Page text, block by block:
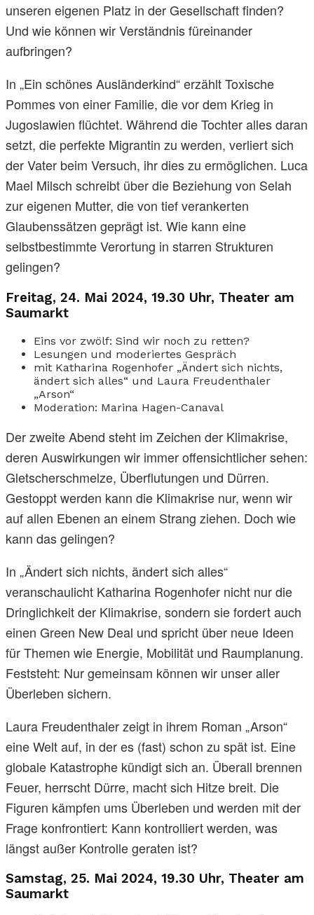
unseren eigenen Platz in der Gesellschaft finden?
Und wie können wir Verständnis füreinander
aufbringen?
In „Ein schönes Ausländerkind“ erzählt Toxische
Pommes von einer Familie, die vor dem Krieg in
Jugoslawien flüchtet. Während die Tochter alles daran
setzt, die perfekte Migrantin zu werden, verliert sich
der Vater beim Versuch, ihr dies zu ermöglichen. Luca
Mael Milsch schreibt über die Beziehung von Selah
zur eigenen Mutter, die von tief verankerten
Glaubenssätzen geprägt ist. Wie kann eine
selbstbestimmte Verortung in starren Strukturen
gelingen?
Freitag, 24. Mai 2024, 19.30 Uhr, Theater am
Saumarkt
Eins vor zwölf: Sind wir noch zu retten?
Lesungen und moderiertes Gespräch
mit Katharina Rogenhofer „Ändert sich nichts,
ändert sich alles“ und Laura Freudenthaler
„Arson“
Moderation: Marina Hagen-Canaval
Der zweite Abend steht im Zeichen der Klimakrise,
deren Auswirkungen wir immer offensichtlicher sehen:
Gletscherschmelze, Überflutungen und Dürren.
Gestoppt werden kann die Klimakrise nur, wenn wir
auf allen Ebenen an einem Strang ziehen. Doch wie
kann das gelingen?
In „Ändert sich nichts, ändert sich alles“
veranschaulicht Katharina Rogenhofer nicht nur die
Dringlichkeit der Klimakrise, sondern sie fordert auch
einen Green New Deal und spricht über neue Ideen
für Themen wie Energie, Mobilität und Raumplanung.
Feststeht: Nur gemeinsam können wir unser aller
Überleben sichern.
Laura Freudenthaler zeigt in ihrem Roman „Arson“
eine Welt auf, in der es (fast) schon zu spät ist. Eine
globale Katastrophe kündigt sich an. Überall brennen
Feuer, herrscht Dürre, macht sich Hitze breit. Die
Figuren kämpfen ums Überleben und werden mit der
Frage konfrontiert: Kann kontrolliert werden, was
längst außer Kontrolle geraten ist?
Samstag, 25. Mai 2024, 19.30 Uhr, Theater am
Saumarkt